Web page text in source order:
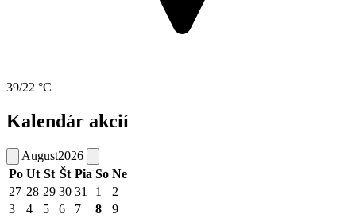
39/22 °C
Kalendár akcií
August2026
Po Ut St Št Pia So Ne
27 28 29 30 31 1
2
3
4 5 6 7 8
9